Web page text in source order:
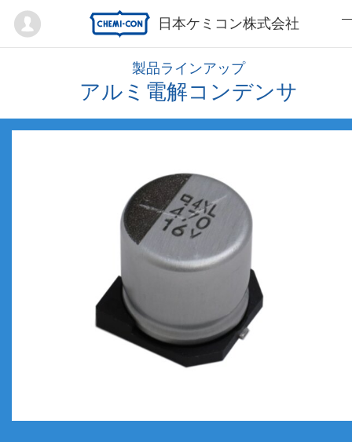
日本ケミコン株式会社
Mypage
製品ラインアップ
アルミ電解コンデンサ